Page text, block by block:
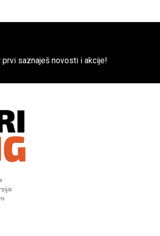
saznaješ novosti i akcije!